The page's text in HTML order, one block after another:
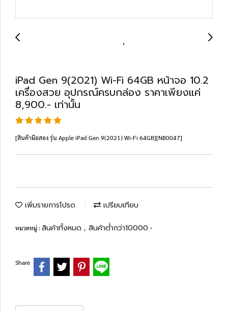
iPad Gen 9(2021) Wi-Fi 64GB หน้าจอ 10.2
เครื่องสวย อุปกรณ์ครบกล่อง ราคาเพียงแค่
8,900.- เท่านั้น
[สินค้ามือสอง รุ่น Apple iPad Gen 9(2021) Wi-Fi 64GB][NB0047]
เพิ่มรายการโปรด เปรียบเทียบ
หมวดหมู่ :สินค้าทั้งหมด , สินค้าต่ำกว่า10000.-
Share